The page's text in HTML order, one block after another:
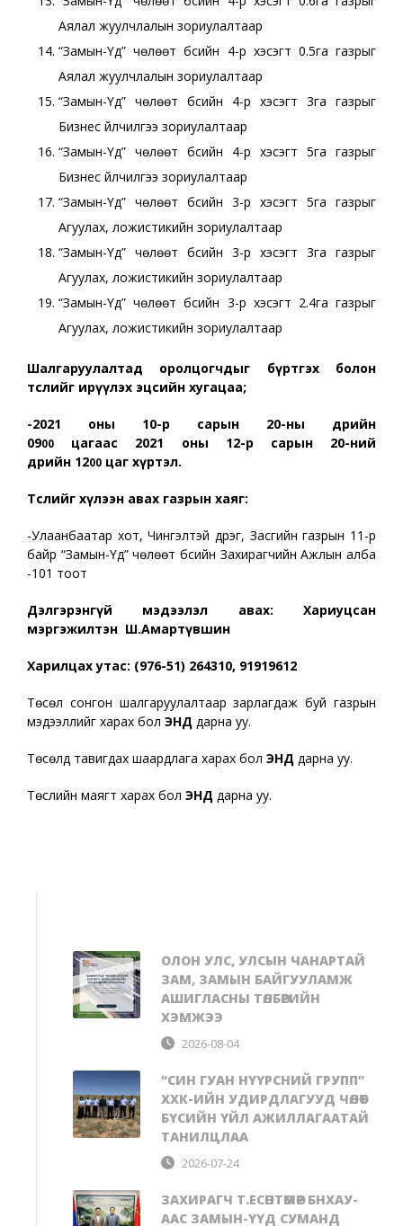
Аялал жуулчлалын зориулалтаар
“Замын-Үүд” чөлөөт бүсийн 4-р хэсэгт 0.5га газрыг
Аялал жуулчлалын зориулалтаар
“Замын-Үүд” чөлөөт бүсийн 4-р хэсэгт 3га газрыг
Бизнес үйлчилгээ зориулалтаар
“Замын-Үүд” чөлөөт бүсийн 4-р хэсэгт 5га газрыг
Бизнес үйлчилгээ зориулалтаар
“Замын-Үүд” чөлөөт бүсийн 3-р хэсэгт 5га газрыг
Агуулах, ложистикийн зориулалтаар
“Замын-Үүд” чөлөөт бүсийн 3-р хэсэгт 3га газрыг
Агуулах, ложистикийн зориулалтаар
“Замын-Үүд” чөлөөт бүсийн 3-р хэсэгт 2.4га газрыг
Агуулах, ложистикийн зориулалтаар
Шалгаруулалтад оролцогчдыг бүртгэх болон
төслийг ирүүлэх эцсийн хугацаа;
-2021 оны 10-р сарын 20-ны өдрийн
0900
цагаас 2021 оны 12-р сарын 20-ний
өдрийн 1200 цаг хүртэл.
Төслийг хүлээн авах газрын хаяг:
-Улаанбаатар хот, Чингэлтэй дүүрэг, Засгийн газрын 11-р
байр “Замын-Үүд” чөлөөт бүсийн Захирагчийн Ажлын алба
-101 тоот
Дэлгэрэнгүй мэдээлэл авах: Хариуцсан
мэргэжилтэн Ш.Амартүвшин
Харилцах утас: (976-51) 264310, 91919612
Төсөл сонгон шалгаруулалтаар зарлагдаж буй газрын
мэдээллийг харах бол ЭНД дарна уу.
Төсөлд тавигдах шаардлага харах бол ЭНД дарна уу.
Төслийн маягт харах бол ЭНД дарна уу.
ОЛОН УЛС, УЛСЫН ЧАНАРТАЙ
ЗАМ, ЗАМЫН БАЙГУУЛАМЖ
АШИГЛАСНЫ ТӨЛБӨРИЙН
ХЭМЖЭЭ
2026-08-04
“СИН ГУАН НҮҮРСНИЙ ГРУПП”
ХХК-ИЙН УДИРДЛАГУУД ЧӨЛӨӨТ
БҮСИЙН ҮЙЛ АЖИЛЛАГААТАЙ
ТАНИЛЦЛАА
2026-07-24
ЗАХИРАГЧ Т.ЕСӨНТӨМӨР БНХАУ-
ААС ЗАМЫН-ҮҮД СУМАНД